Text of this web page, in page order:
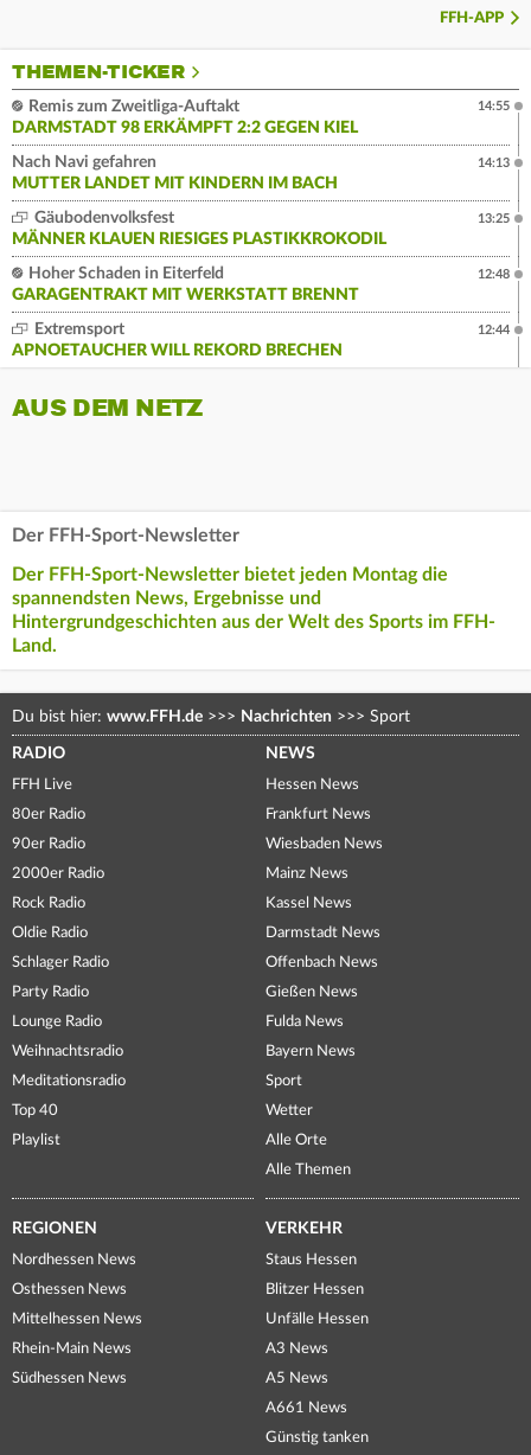
FFH-APP
THEMEN-TICKER
Remis zum Zweitliga-Auftakt
DARMSTADT 98 ERKÄMPFT 2:2 GEGEN KIEL
14:55
Nach Navi gefahren
MUTTER LANDET MIT KINDERN IM BACH
14:13
Gäubodenvolksfest
MÄNNER KLAUEN RIESIGES PLASTIKKROKODIL
13:25
Hoher Schaden in Eiterfeld
GARAGENTRAKT MIT WERKSTATT BRENNT
12:48
Extremsport
APNOETAUCHER WILL REKORD BRECHEN
12:44
AUS DEM NETZ
Der FFH-Sport-Newsletter
Der FFH-Sport-Newsletter bietet jeden Montag die
spannendsten News, Ergebnisse und
Hintergrundgeschichten aus der Welt des Sports im FFH-
Land.
Du bist hier: www.FFH.de >>> Nachrichten >>> Sport
RADIO
FFH Live
80er Radio
90er Radio
2000er Radio
Rock Radio
Oldie Radio
Schlager Radio
Party Radio
Lounge Radio
Weihnachtsradio
Meditationsradio
Top 40
Playlist
NEWS
Hessen News
Frankfurt News
Wiesbaden News
Mainz News
Kassel News
Darmstadt News
Offenbach News
Gießen News
Fulda News
Bayern News
Sport
Wetter
Alle Orte
Alle Themen
REGIONEN
Nordhessen News
Osthessen News
Mittelhessen News
Rhein-Main News
Südhessen News
VERKEHR
Staus Hessen
Blitzer Hessen
Unfälle Hessen
A3 News
A5 News
A661 News
Günstig tanken